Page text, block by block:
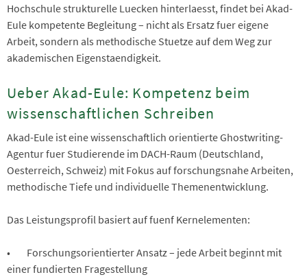
Hochschule strukturelle Luecken hinterlaesst, findet bei Akad-
Eule kompetente Begleitung – nicht als Ersatz fuer eigene
Arbeit, sondern als methodische Stuetze auf dem Weg zur
akademischen Eigenstaendigkeit.
Ueber Akad-Eule: Kompetenz beim
wissenschaftlichen Schreiben
Akad-Eule ist eine wissenschaftlich orientierte Ghostwriting-
Agentur fuer Studierende im DACH-Raum (Deutschland,
Oesterreich, Schweiz) mit Fokus auf forschungsnahe Arbeiten,
methodische Tiefe und individuelle Themenentwicklung.
Das Leistungsprofil basiert auf fuenf Kernelementen:
• Forschungsorientierter Ansatz – jede Arbeit beginnt mit
einer fundierten Fragestellung